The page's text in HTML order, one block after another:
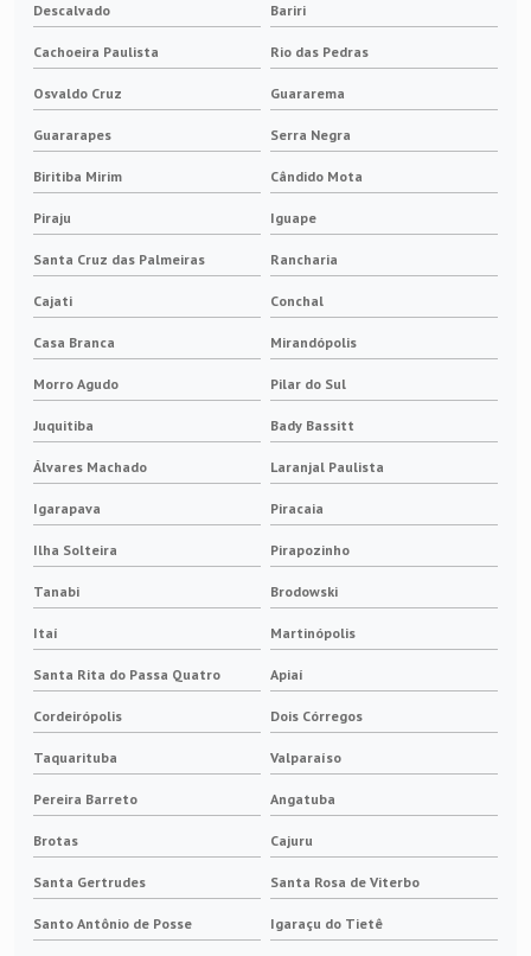
Descalvado Bariri
Cachoeira Paulista Rio das Pedras
Osvaldo Cruz Guararema
Guararapes Serra Negra
Biritiba Mirim Cândido Mota
Piraju Iguape
Santa Cruz das Palmeiras Rancharia
Cajati Conchal
Casa Branca Mirandópolis
Morro Agudo Pilar do Sul
Juquitiba Bady Bassitt
Álvares Machado Laranjal Paulista
Igarapava Piracaia
Ilha Solteira Pirapozinho
Tanabi Brodowski
Itaí Martinópolis
Santa Rita do Passa Quatro Apiaí
Cordeirópolis Dois Córregos
Taquarituba Valparaíso
Pereira Barreto Angatuba
Brotas Cajuru
Santa Gertrudes Santa Rosa de Viterbo
Santo Antônio de Posse Igaraçu do Tietê